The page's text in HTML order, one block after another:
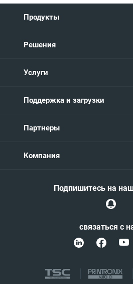
Продукты
Решения
Услуги
Поддержка и загрузки
Партнеры
Компания
связаться с
Подпишитесь на